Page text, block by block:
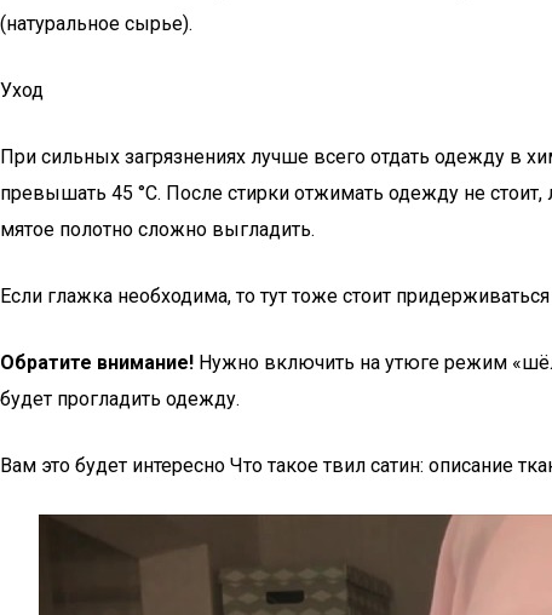
(натуральное сырье).
Уход
При сильных загрязнениях лучше всего отдать одежду в
превышать 45 °C. После стирки отжимать одежду не стоит,
мятое полотно сложно выгладить.
Если глажка необходима, то тут тоже стоит
Обратите внимание! Нужно включить на утюге режим
будет прогладить одежду.
Вам это будет интересно Что такое твил сатин: описание